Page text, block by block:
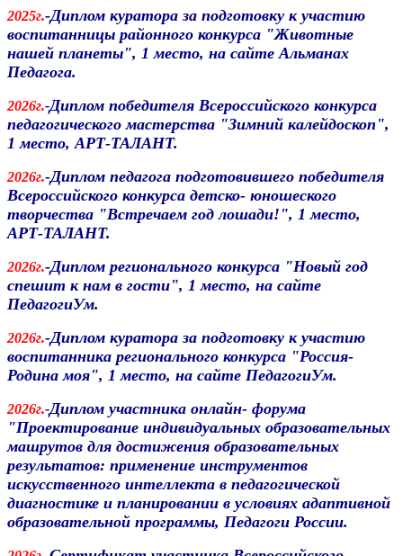
2025г.-Диплом куратора за подготовку к участию
воспитанницы районного конкурса "Животные
нашей планеты", 1 место, на сайте Альманах
Педагога.
2026г.-Диплом победителя Всероссийского конкурса
педагогического мастерства "Зимний калейдоскоп",
1 место, АРТ-ТАЛАНТ.
2026г.-Диплом педагога подготовившего победителя
Всероссийского конкурса детско- юношеского
творчества "Встречаем год лошади!", 1 место,
АРТ-ТАЛАНТ.
2026г.-Диплом регионального конкурса "Новый год
спешит к нам в гости", 1 место, на сайте
ПедагогиУм.
2026г.-Диплом куратора за подготовку к участию
воспитанника регионального конкурса "Россия-
Родина моя", 1 место, на сайте ПедагогиУм.
2026г.-Диплом участника онлайн- форума
"Проектирование индивидуальных образовательных
машрутов для достижения образовательных
результатов: применение инструментов
искусственного интеллекта в педагогической
диагностике и планировании в условиях адаптивной
образовательной программы, Педагоги России.